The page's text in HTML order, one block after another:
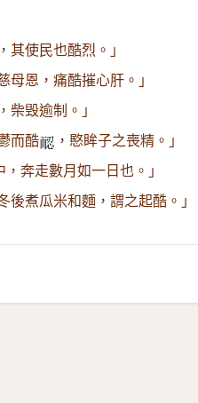
其使民也酷烈。」
母恩，痛酷摧心肝。」
柴毁逾制。」
而酷𦓖 ，愍眸子之喪精。」
，奔走數月如一日也。」
後煮瓜米和麵，謂之起酷。」